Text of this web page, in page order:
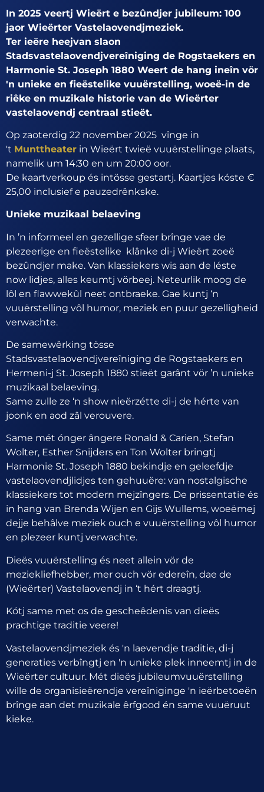
In 2025 veertj Wieërt e bezûndjer jubileum: 100
jaor Wieërter Vastelaovendjmeziek.
Ter ieëre heejvan slaon
Stadsvastelaovendjvereîniging de Rogstaekers en
Harmonie St. Joseph 1880 Weert de hang ineîn vör
'n unieke en fieëstelike vuuërstelling, woeë-in de
riêke en muzikale historie van de Wieërter
vastelaovendj centraal stieët.
Op zaoterdig 22 november 2025 vînge in
't Munttheater in Wieërt twieë vuuërstellinge plaats,
namelik um 14:30 en um 20:00 oor.
De kaartverkoup és intösse gestartj. Kaartjes kóste €
25,00 inclusief e pauzedrênkske.
Unieke muzikaal belaeving
In ’n informeel en gezellige sfeer brînge vae de
plezeerige en fieëstelike klânke di-j Wieërt zoeë
bezûndjer make. Van klassiekers wis aan de léste
now lidjes, alles keumtj vörbeej. Neteurlik moog de
lôl en flawwekûl neet ontbraeke. Gae kuntj ‘n
vuuërstelling vôl humor, meziek en puur gezelligheid
verwachte.
De samewêrking tösse
Stadsvastelaovendjvereîniging de Rogstaekers en
Hermeni-j St. Joseph 1880 stieët garânt vör ’n unieke
muzikaal belaeving.
Same zulle ze ‘n show nieërzétte di-j de hérte van
joonk en aod zâl verouvere.
Same mét ónger ângere Ronald & Carien, Stefan
Wolter, Esther Snijders en Ton Wolter bringtj
Harmonie St. Joseph 1880 bekindje en geleefdje
vastelaovendjlidjes ten gehuuëre: van nostalgische
klassiekers tot modern mejzîngers. De prissentatie és
in hang van Brenda Wijen en Gijs Wullems, woeëmej
dejje behâlve meziek ouch e vuuërstelling vôl humor
en plezeer kuntj verwachte.
Dieës vuuërstelling és neet allein vör de
meziekliefhebber, mer ouch vör edereîn, dae de
(Wieërter) Vastelaovendj in ‘t hért draagtj.
Kótj same met os de gescheêdenis van dieës
prachtige traditie veere!
Vastelaovendjmeziek és 'n laevendje traditie, di-j
generaties verbîngtj en 'n unieke plek inneemtj in de
Wieërter cultuur. Mét dieës jubileumvuuërstelling
wille de organisieërendje vereîniginge 'n ieërbetoeën
brînge aan det muzikale êrfgood én same vuuëruut
kieke.